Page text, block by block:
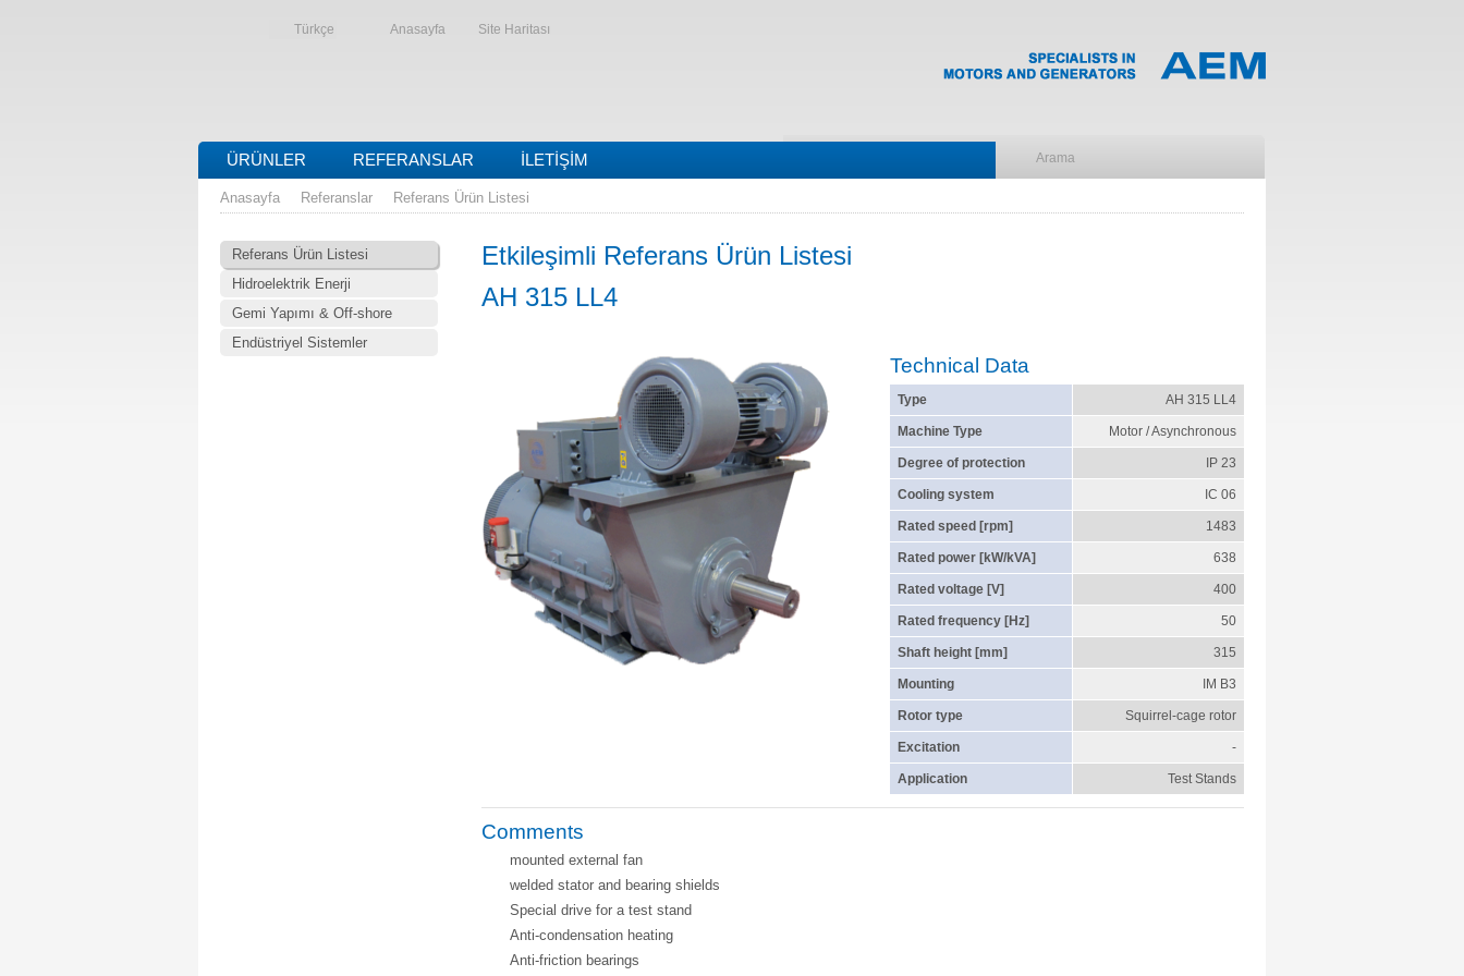
Türkçe Anasayfa Site Haritası
ÜRÜNLER REFERANSLAR İLETIŞIM
Anasayfa Referanslar Referans Ürün Listesi
Referans Ürün Listesi
Hidroelektrik Enerji
Gemi Yapımı & Off-shore
Endüstriyel Sistemler
Etkileşimli Referans Ürün Listesi
AH 315 LL4
Technical Data
Type AH 315 LL4
Machine Type Motor / Asynchronous
Degree of protection IP 23
Cooling system IC 06
Rated speed [rpm] 1483
Rated power [kW/kVA] 638
Rated voltage [V] 400
Rated frequency [Hz] 50
Shaft height [mm] 315
Mounting IM B3
Rotor type Squirrel-cage rotor
Excitation -
Application Test Stands
Comments
mounted external fan
welded stator and bearing shields
Special drive for a test stand
Anti-condensation heating
Anti-friction bearings